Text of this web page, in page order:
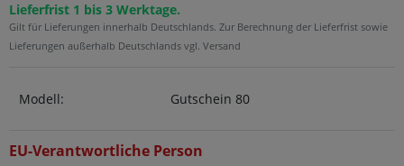
Lieferfrist 1 bis 3 Werktage.
Gilt für Lieferungen innerhalb Deutschlands. Zur Berechnung der Lieferfrist sowie
Lieferungen außerhalb Deutschlands vgl. Versand
Modell: Gutschein 80
EU-Verantwortliche Person